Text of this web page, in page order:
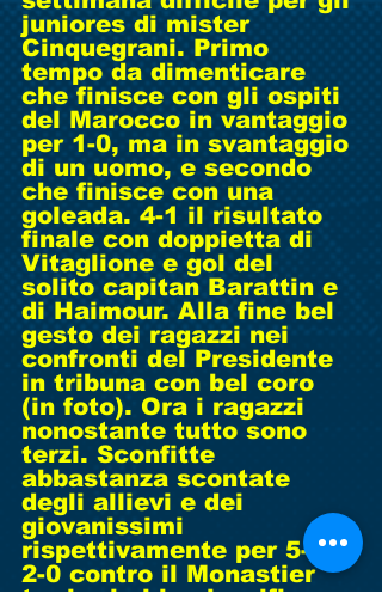
juniores di mister
Cinquegrani. Primo
tempo da dimenticare
che finisce con gli ospiti
del Marocco in vantaggio
per 1-0, ma in svantaggio
di un uomo, e secondo
che finisce con una
goleada. 4-1 il risultato
finale con doppietta di
Vitaglione e gol del
solito capitan Barattin e
di Haimour. Alla fine bel
gesto dei ragazzi nei
confronti del Presidente
in tribuna con bel coro
(in foto). Ora i ragazzi
nonostante tutto sono
terzi. Sconfitte
abbastanza scontate
degli allievi e dei
giovanissimi
rispettivamente per 5-0 e
2-0 contro il Monastier
tra i primi in classifica.